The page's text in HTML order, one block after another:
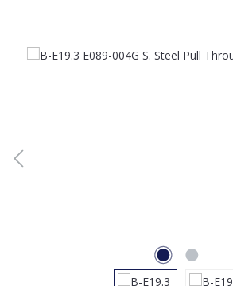
Afbeeldingengalerij overslaan